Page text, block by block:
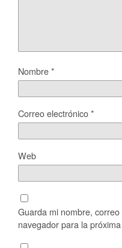
Nombre*
Correo electrónico*
Web
Guarda mi nombre,
navegador para la